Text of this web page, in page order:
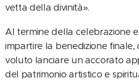
vetta della divinità».
Al termine della celebrazione
impartire la benedizione finale,
voluto lanciare un accorato
del patrimonio artistico e